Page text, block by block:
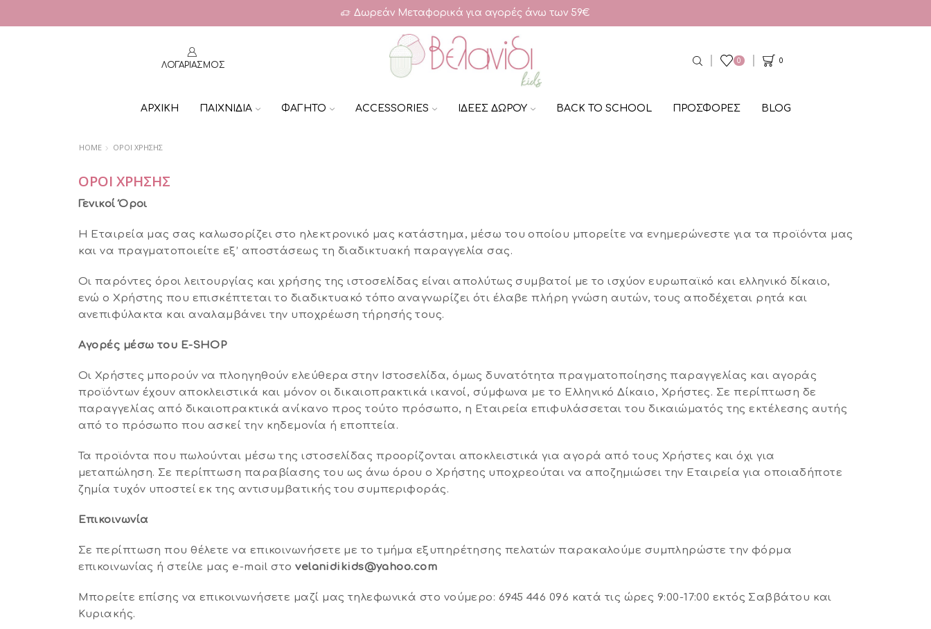
Δωρεάν Μεταφορικά για αγορές άνω των 59€
ΛΟΓΑΡΙΑΣΜΟΣ 0 0
ΑΡΧΙΚΗ ΠΑΙΧΝΙΔΙΑ ΦΑΓΗΤΟ ACCESSORIES ΙΔΕΕΣ ΔΩΡΟΥ BACK TO SCHOOL ΠΡΟΣΦΟΡΕΣ BLOG
HOME ΟΡΟΙ ΧΡΗΣΗΣ
ΌΡΟΙ ΧΡΉΣΗΣ
Γενικοί Όροι
Η Εταιρεία μας σας καλωσορίζει στο ηλεκτρονικό μας κατάστημα, μέσω του οποίου μπορείτε να ενημερώνεστε για τα προϊόντα μας
και να πραγματοποιείτε εξ’ αποστάσεως τη διαδικτυακή παραγγελία σας.
Οι παρόντες όροι λειτουργίας και χρήσης της ιστοσελίδας είναι απολύτως συμβατοί με το ισχύον ευρωπαϊκό και ελληνικό δίκαιο,
ενώ ο Χρήστης που επισκέπτεται το διαδικτυακό τόπο αναγνωρίζει ότι έλαβε πλήρη γνώση αυτών, τους αποδέχεται ρητά και
ανεπιφύλακτα και αναλαμβάνει την υποχρέωση τήρησής τους.
Αγορές μέσω του E-SHOP
Οι Χρήστες μπορούν να πλοηγηθούν ελεύθερα στην Ιστοσελίδα, όμως δυνατότητα πραγματοποίησης παραγγελίας και αγοράς
προϊόντων έχουν αποκλειστικά και μόνον οι δικαιοπρακτικά ικανοί, σύμφωνα με το Ελληνικό Δίκαιο, Χρήστες. Σε περίπτωση δε
παραγγελίας από δικαιοπρακτικά ανίκανο προς τούτο πρόσωπο, η Εταιρεία επιφυλάσσεται του δικαιώματός της εκτέλεσης αυτής
από το πρόσωπο που ασκεί την κηδεμονία ή εποπτεία.
Τα προϊόντα που πωλούνται μέσω της ιστοσελίδας προορίζονται αποκλειστικά για αγορά από τους Χρήστες και όχι για
μεταπώληση. Σε περίπτωση παραβίασης του ως άνω όρου ο Χρήστης υποχρεούται να αποζημιώσει την Εταιρεία για οποιαδήποτε
ζημία τυχόν υποστεί εκ της αντισυμβατικής του συμπεριφοράς.
Επικοινωνία
Σε περίπτωση που θέλετε να επικοινωνήσετε με το τμήμα εξυπηρέτησης πελατών παρακαλούμε συμπληρώστε την φόρμα
επικοινωνίας ή στείλε μας e-mail στοvelanidikids@yahoo.com
Μπορείτε επίσης να επικοινωνήσετε μαζί μας τηλεφωνικά στo νούμερο: 6945 446 096 κατά τις ώρες 9:00-17:00 εκτός Σαββάτου και
Κυριακής.